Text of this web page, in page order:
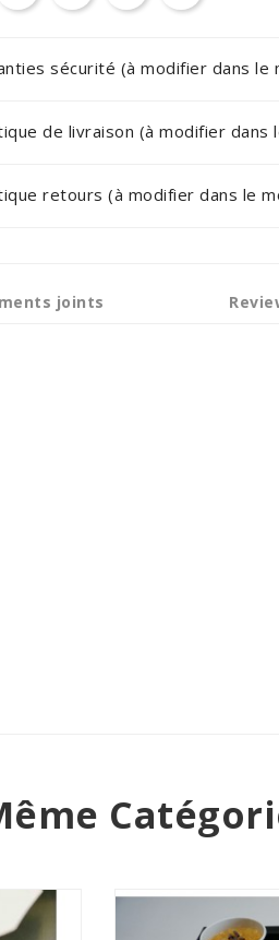
sécurité (à modifier dans le
de livraison (à modifier dans
retours (à modifier dans le
joints